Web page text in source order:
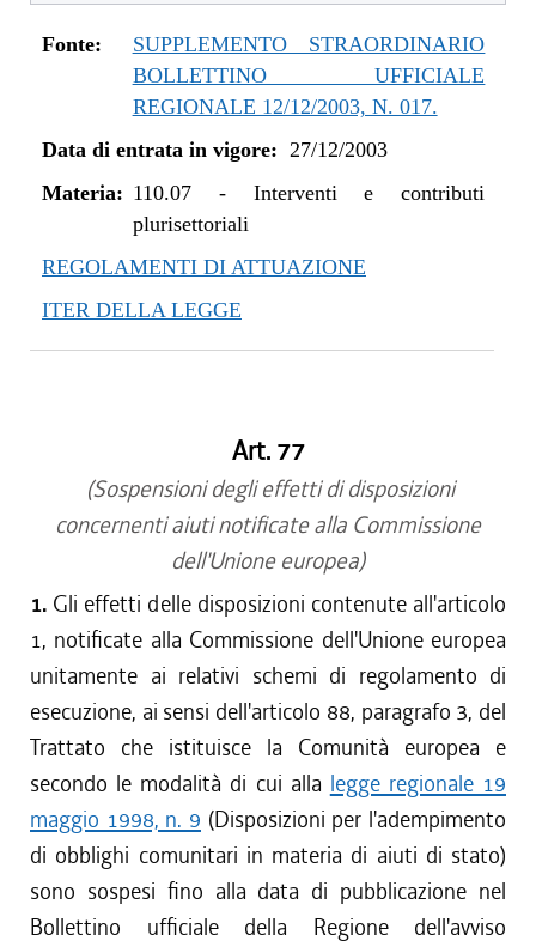
Fonte:
SUPPLEMENTO STRAORDINARIO
BOLLETTINO UFFICIALE
REGIONALE 12/12/2003, N. 017.
Data di entrata in vigore: 27/12/2003
Materia: 110.07- Interventi e contributi
plurisettoriali
REGOLAMENTI DI ATTUAZIONE
ITER DELLA LEGGE
Art. 77
(Sospensioni degli effetti di disposizioni
concernenti aiuti notificate alla Commissione
dell'Unione europea)
1. Gli effetti delle disposizioni contenute all'articolo
1, notificate alla Commissione dell'Unione europea
unitamente ai relativi schemi di regolamento di
esecuzione, ai sensi dell'articolo 88, paragrafo 3, del
Trattato che istituisce la Comunità europea e
secondo le modalità di cui alla legge regionale 19
maggio 1998, n. 9 (Disposizioni per l'adempimento
di obblighi comunitari in materia di aiuti di stato)
sono sospesi fino alla data di pubblicazione nel
Bollettino ufficiale della Regione dell'avviso